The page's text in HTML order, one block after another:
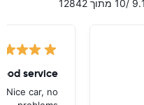
service.
Nice car, no